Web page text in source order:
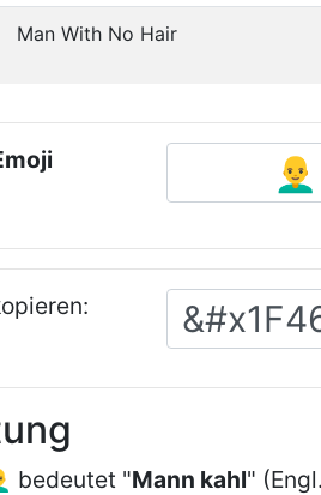
Man With No Hair
bedeutet "Mann kahl"